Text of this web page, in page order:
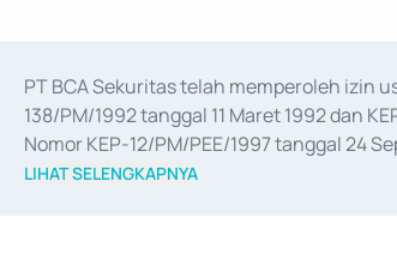
PT BCA Sekuritas telah memperoleh izin
138/PM/1992 tanggal 11 Maret 1992 dan
Nomor KEP-12/PM/PEE/1997 tanggal 24
merger, akuisisi, divestasi, dan
LIHAT SELENGKAPNYA